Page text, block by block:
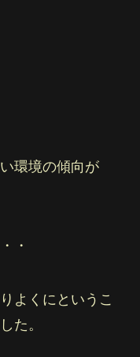
環境の傾向が
・
よくにというこ
た。